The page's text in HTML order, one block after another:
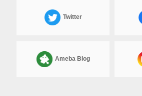
Twitter
Ameba Blog